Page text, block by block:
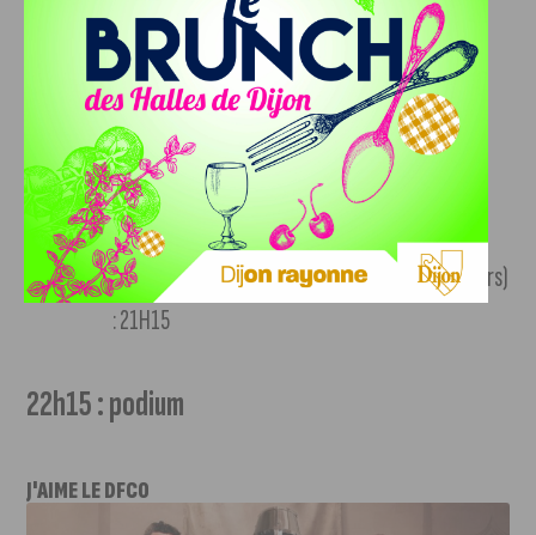
19H00-22H : finales / finals
finale B (75 riders) : 19h00
finale A (75 riders) : 19h45
finale femmes / women’s race : 20H30
super finale hommes / men’s super final (50 riders)
: 21H15
22h15 : podium
J'AIME LE DFCO